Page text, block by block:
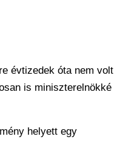
évtizedek óta nem volt
is miniszterelnökké
helyett egy